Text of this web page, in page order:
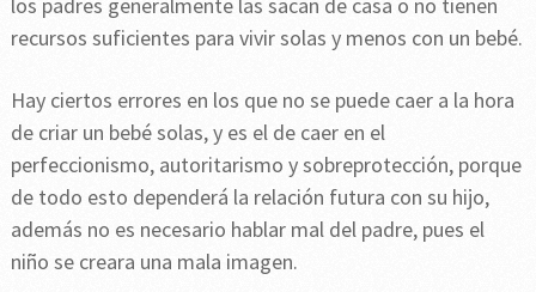
recursos suficientes para vivir solas y menos con un bebé.
Hay ciertos errores en los que no se puede caer a la hora
de criar un bebé solas, y es el de caer en el
perfeccionismo, autoritarismo y sobreprotección, porque
de todo esto dependerá la relación futura con su hijo,
además no es necesario hablar mal del padre, pues el
niño se creara una mala imagen.